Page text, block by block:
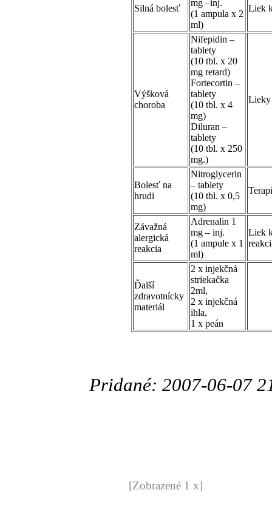
Silná bolesť
mg –inj.
(1 ampula x 2
ml)
Liek
Výšková
choroba
Nifepidin –
tablety
(10 tbl. x 20
mg retard)
Fortecortin –
tablety
(10 tbl. x 4
mg)
Diluran –
tablety
(10 tbl. x 250
mg.)
Lieky
Bolesť na
hrudi
Nitroglycerin
– tablety
(10 tbl. x 0,5
mg)
Závažná
alergická
reakcia
Adrenalin 1
mg – inj.
(1 ampule x 1
ml)
Liek
Ďalší
zdravotnícky
materiál
2 x injekčná
striekačka
2ml,
2 x injekčná
ihla,
1 x peán
Pridané: 2007-06-07
[Zobrazené 1 x]